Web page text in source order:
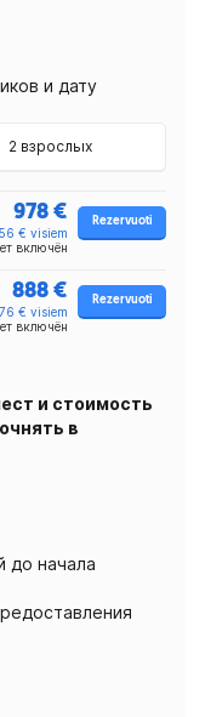
и дату
2 взрослых
978 €
€ visiem
включён
Rezervuoti
888 €
€ visiem
включён
Rezervuoti
и стоимость
в
до начала